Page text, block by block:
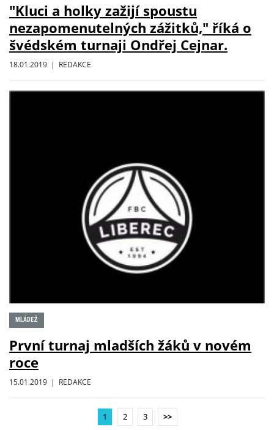
"Kluci a holky zažijí spoustu
nezapomenutelných zážitků," říká o
švédském turnaji Ondřej Cejnar.
18.01.2019 | REDAKCE
MLÁDEŽ
První turnaj mladších žáků v novém
roce
15.01.2019 | REDAKCE
1 2 3 >>